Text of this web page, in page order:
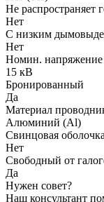
Не распространяет
Нет
С низким
Нет
Номин.
15 кВ
Бронированный
Да
Материал
Алюминий (Al)
Свинцовая оболочка
Нет
Свободный от
Да
Нужен совет?
Наш консультант